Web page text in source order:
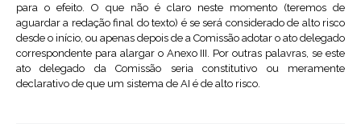
para o efeito. O que não é claro neste momento (teremos de
aguardar a redação final do texto) é se será considerado de alto risco
desde o início, ou apenas depois de a Comissão adotar o ato delegado
correspondente para alargar o Anexo III. Por outras palavras, se este
ato delegado da Comissão seria constitutivo ou meramente
declarativo de que um sistema de AI é de alto risco.